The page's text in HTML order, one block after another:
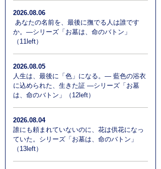
2026.08.06
あなたの名前を、最後に撫でる人は誰です
か。―シリーズ「お墓は、命のバトン」
（11left）
2026.08.05
人生は、最後に「色」になる。― 藍色の浴衣
に込められた、生きた証 ―シリーズ「お墓
は、命のバトン」（12left）
2026.08.04
誰にも頼まれていないのに、花は供花になっ
ていた。シリーズ「お墓は、命のバトン」
（13left）